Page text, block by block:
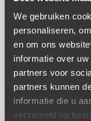
We gebruiken
personaliseren,
en om ons
informatie over
partners voor
partners kunnen
informatie die u
verzameld op
Aantal
Totaalprijs 5